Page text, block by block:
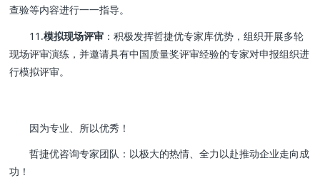
查验等内容进行一一指导。
11.模拟现场评审 ：积极发挥哲捷优专家库优势，组织开展多轮
现场评审演练，并邀请具有中国质量奖评审经验的专家对申报组织进
行模拟评审。
因为专业、所以优秀！
哲捷优咨询专家团队：以极大的热情、全力以赴推动企业走向成
功！